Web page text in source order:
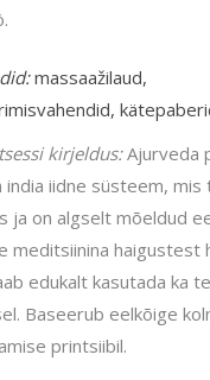
massaažilaud,
kirjeldus:Ajurveda
india iidne süsteem, mis
ja on algselt mõeldud
meditsiinina haigustest
edukalt kasutada ka
Baseerub eelkõige
printsiibil.